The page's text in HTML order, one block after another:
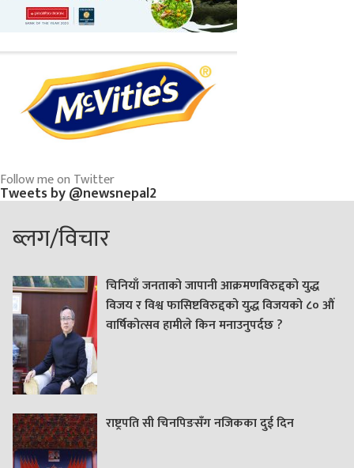
Follow me on Twitter
Tweets by @newsnepal2
ब्लग/विचार
चिनियाँ जनताको जापानी आक्रमणविरुद्दको युद्ध
विजय र विश्व फासिष्टविरुद्दको युद्ध विजयको ८० औं
वार्षिकोत्सव हामीले किन मनाउनुपर्दछ ?
राष्ट्रपति सी चिनपिङसँग नजिकका दुई दिन